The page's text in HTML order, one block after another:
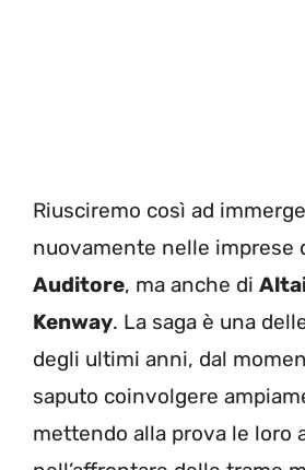
Riusciremo così ad
nuovamente nelle imprese
Auditore, ma anche di
Kenway. La saga è una
degli ultimi anni, dal
saputo coinvolgere
mettendo alla prova le loro